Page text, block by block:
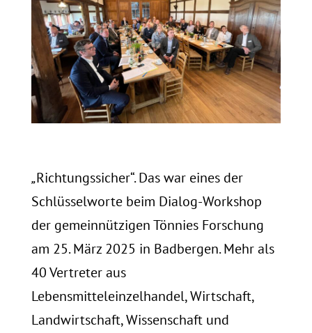
„Richtungssicher“. Das war eines der
Schlüsselworte beim Dialog-Workshop
der gemeinnützigen Tönnies Forschung
am 25. März 2025 in Badbergen. Mehr als
40 Vertreter aus
Lebensmitteleinzelhandel, Wirtschaft,
Landwirtschaft, Wissenschaft und